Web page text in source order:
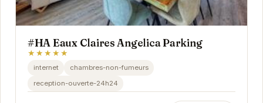
#HA Eaux Claires Angelica Parking
★★★★★
internet
chambres-non-fumeurs
reception-ouverte-24h24